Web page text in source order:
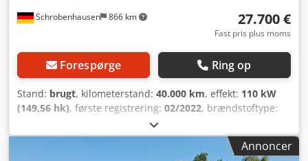
Schrobenhausen 866 km 27.700 €
Fast pris plus moms
Forespørge Ring op
Stand: brugt, kilometerstand: 40.000 km, effekt: 110 kW
(149,56 hk), første registrering: 02/2022, brændstoftype:
3.200 kg, næste syn (TÜV):
farve:hvid, geartype:mekanisk, emissionsklasse:Euro 6,
ABS, centrallås, elektroniskAnnoncer